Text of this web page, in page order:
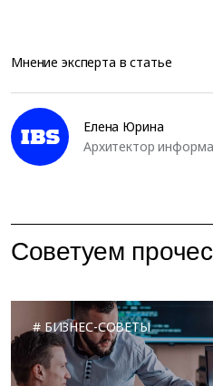
Мнение эксперта в статье
Елена Юрина
Архитектор
Советуем
БИЗНЕС-СОВЕТЫ